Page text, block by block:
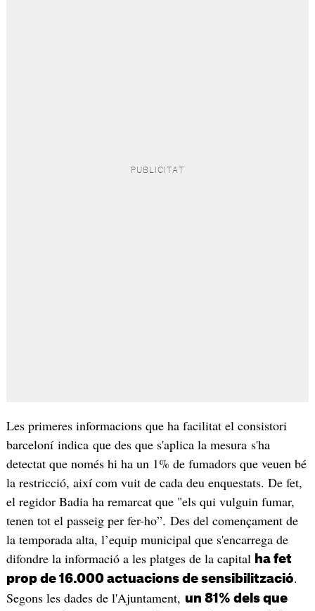
Les primeres informacions que ha facilitat el consistori
barceloní indica que des que s'aplica la mesura s'ha
detectat que només hi ha un 1% de fumadors que veuen bé
la restricció, així com vuit de cada deu enquestats. De fet,
el regidor Badia ha remarcat que "els qui vulguin fumar,
tenen tot el passeig per fer-ho”. Des del començament de
la temporada alta, l’equip municipal que s'encarrega de
difondre la informació a les platges de la capital ha fet
prop de 16.000 actuacions de sensibilització.
Segons les dades de l'Ajuntament, un 81% dels que